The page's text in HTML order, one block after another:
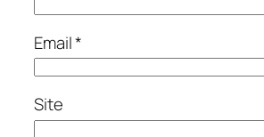
Email*
Site